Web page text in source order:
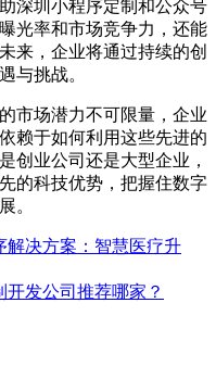
深圳小程序定制和公众号
光率和市场竞争力，还能
来，企业将通过持续的创
与挑战。
市场潜力不可限量，企业
赖于如何利用这些先进的
创业公司还是大型企业，
的科技优势，把握住数字
。
解决方案：智慧医疗升
发公司推荐哪家？